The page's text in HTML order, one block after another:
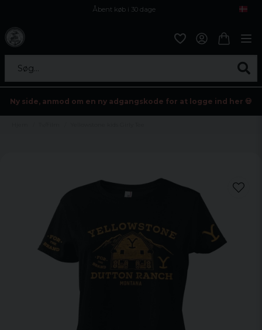
Åbent køb i 30 dage
Søg...
Ny side, anmod om en ny adgangskode for at logge ind her 💀